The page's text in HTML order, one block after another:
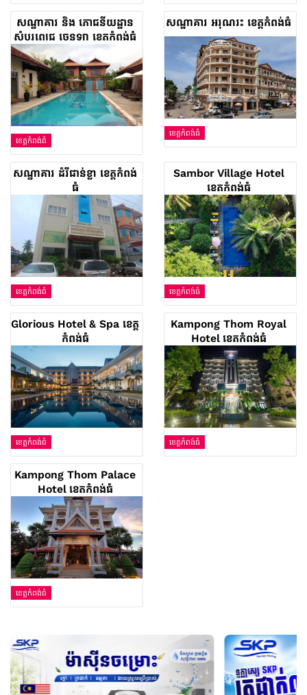
សណ្ឋាគារ និង​ ភោជនីយដ្ឋាន
សំបូរពេជ្រ ចេនឡា ខេត្តកំពង់ធំ
ខេត្តកំពង់ធំ
សណ្ឋាគារ អរុណរះ ខេត្តកំពង់ធំ
ខេត្តកំពង់ធំ
សណ្ឋាគារ ដំរីជាន់ខ្លា ខេត្តកំពង់
ធំ
ខេត្តកំពង់ធំ
Sambor Village Hotel
ខេត្តកំពង់ធំ
ខេត្តកំពង់ធំ
Glorious Hotel & Spa ខេត្ត
កំពង់ធំ
ខេត្តកំពង់ធំ
Kampong Thom Royal
Hotel ខេត្តកំពង់ធំ
ខេត្តកំពង់ធំ
Kampong Thom Palace
Hotel ខេត្តកំពង់ធំ
ខេត្តកំពង់ធំ